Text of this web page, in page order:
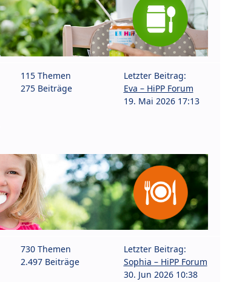
115 Themen
275 Beiträge
Letzter Beitrag:
Eva – HiPP Forum
19. Mai 2026 17:13
730 Themen
2.497 Beiträge
Letzter Beitrag:
Sophia – HiPP Forum
30. Jun 2026 10:38